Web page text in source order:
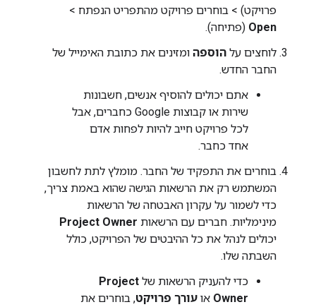
פרויקט) > בוחרים פרויקט מהתפריט הנפתח >
Open (פתיחה).
לוחצים על הוספה ומזינים את כתובת האימייל של
החבר החדש.
אתם יכולים להוסיף אנשים, חשבונות
שירות או קבוצות Google כחברים, אבל
לכל פרויקט חייב להיות לפחות אדם
אחד כחבר.
בוחרים את התפקיד של החבר. מומלץ לתת לחשבון
המשתמש רק את הרשאות הגישה שהוא באמת צריך,
כדי לשמור על עקרון האבטחה של הרשאות
מינימליות. חברים עם הרשאות Project Owner
יכולים לנהל את כל ההיבטים של הפרויקט, כולל
השבתה שלו.
כדי להעניק הרשאות של Project
Owner או עורך פרויקט, בוחרים את